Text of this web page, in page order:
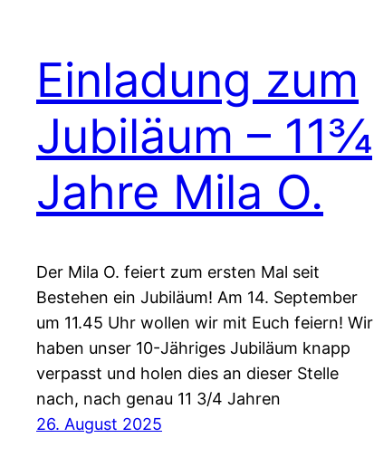
Einladung zum
Jubiläum – 11¾
Jahre Mila O.
Der Mila O. feiert zum ersten Mal seit
Bestehen ein Jubiläum! Am 14. September
um 11.45 Uhr wollen wir mit Euch feiern! Wir
haben unser 10-Jähriges Jubiläum knapp
verpasst und holen dies an dieser Stelle
nach, nach genau 11 3/4 Jahren
26. August 2025